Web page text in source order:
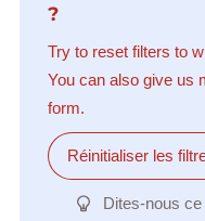
?
Try to reset filters to
You can also give us
form.
Réinitialiser les
Dites-nous